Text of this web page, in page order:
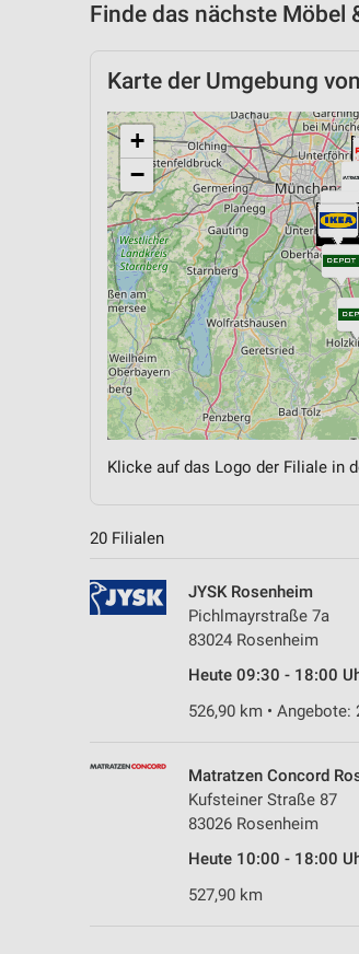
Finde das nächste Möbel
Karte der Umgebung
+
−
Klicke auf das Logo der Filiale in
20 Filialen
JYSK Rosenheim
Pichlmayrstraße 7a
83024 Rosenheim
Heute 09:30 - 18:00
526,90 km •
Matratzen Concord
Kufsteiner Straße 87
83026 Rosenheim
Heute 10:00 - 18:00
527,90 km